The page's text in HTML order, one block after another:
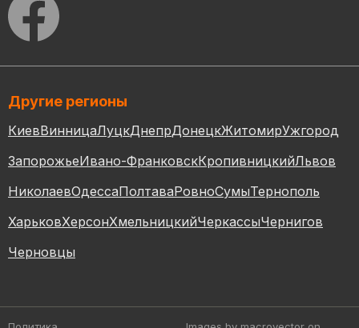
Другие регионы
КиевВинницаЛуцкДнепрДонецкЖитомирУжгород
ЗапорожьеИвано-ФранковскКропивницкийЛьвов
НиколаевОдессаПолтаваРовноСумыТернополь
ХарьковХерсонХмельницкийЧеркассыЧернигов
Черновцы